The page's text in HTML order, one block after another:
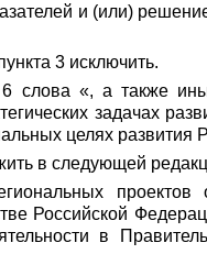
и (или)
3 исключить.
слова «, а также
задачах
целях развития
в следующей
Российской
в